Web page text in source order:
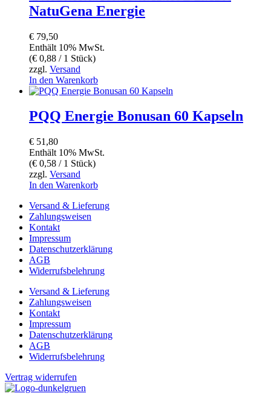
NatuGena Energie
€ 79,50
Enthält 10% MwSt.
(€ 0,88 / 1 Stück)
zzgl. Versand
In den Warenkorb
PQQ Energie Bonusan 60 Kapseln
€ 51,80
Enthält 10% MwSt.
(€ 0,58 / 1 Stück)
zzgl. Versand
In den Warenkorb
Versand & Lieferung
Zahlungsweisen
Kontakt
Impressum
Datenschutzerklärung
AGB
Widerrufsbelehrung
Versand & Lieferung
Zahlungsweisen
Kontakt
Impressum
Datenschutzerklärung
AGB
Widerrufsbelehrung
Vertrag widerrufen